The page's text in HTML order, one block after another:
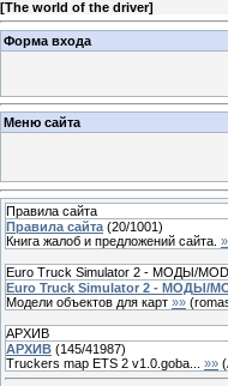
[The world of the driver]
Форма входа
Меню сайта
Правила сайта
Правила сайта (20/1001)
Книга жалоб и предложений сайта.
Euro Truck Simulator 2 - МОДЫ/
Euro Truck Simulator 2 - МОДЫ/
Модели объектов для карт »» (
АРХИВ
АРХИВ (145/41987)
Truckers map ETS 2 v1.0.goba...
»» (